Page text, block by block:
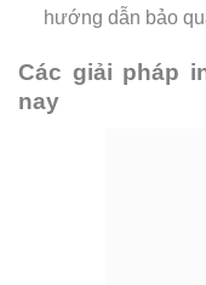
hướng dẫn bảo
Các giải pháp
nay